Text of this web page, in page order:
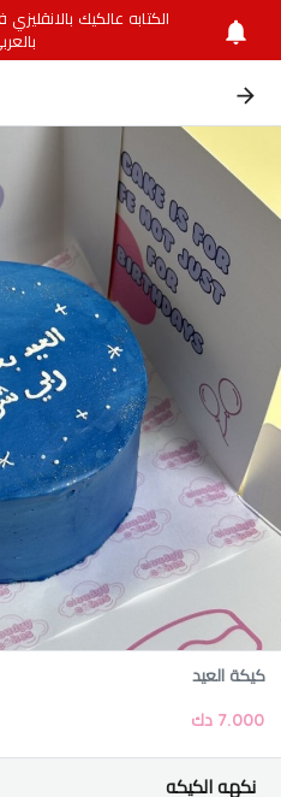
الكتابه عالكيك
كيكة العيد
7.000 دك
نكهه الكيكه